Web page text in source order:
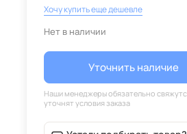
Хочу купить еще дешевле
Нет в наличии
Уточнить наличие